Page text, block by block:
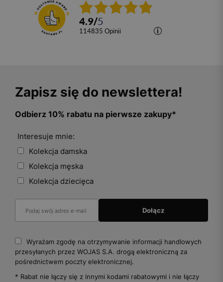
4.9/5
114835 opinii
Zapisz się do newslettera!
Odbierz 10% rabatu na pierwsze zakupy*
Interesuje mnie:
Kolekcja damska
Kolekcja męska
Kolekcja dziecięca
Wyrażam zgodę na otrzymywanie informacji handlowych
przesyłanych przez WOJAS S.A. drogą elektroniczną za
pośrednictwem poczty elektronicznej.
* Rabat nie łączy się z innymi kodami rabatowymi i nie łączy